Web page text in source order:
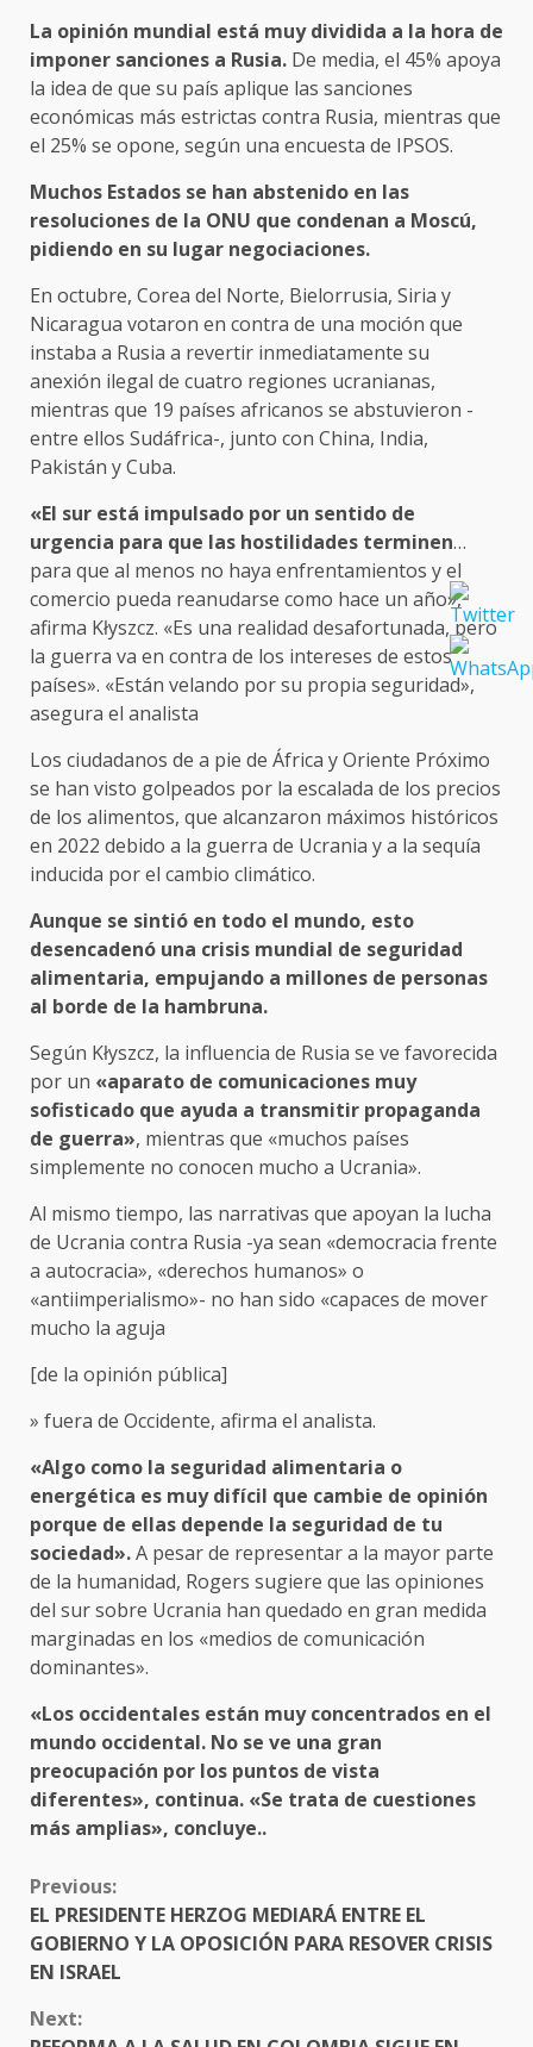
La opinión mundial está muy dividida a la hora de
imponer sanciones a Rusia. De media, el 45% apoya
la idea de que su país aplique las sanciones
económicas más estrictas contra Rusia, mientras que
el 25% se opone, según una encuesta de IPSOS.
Muchos Estados se han abstenido en las
resoluciones de la ONU que condenan a Moscú,
pidiendo en su lugar negociaciones.
En octubre, Corea del Norte, Bielorrusia, Siria y
Nicaragua votaron en contra de una moción que
instaba a Rusia a revertir inmediatamente su
anexión ilegal de cuatro regiones ucranianas,
mientras que 19 países africanos se abstuvieron -
entre ellos Sudáfrica-, junto con China, India,
Pakistán y Cuba.
«El sur está impulsado por un sentido de
urgencia para que las hostilidades terminen…
para que al menos no haya enfrentamientos y el
comercio pueda reanudarse como hace un año»,
afirma Kłyszcz. «Es una realidad desafortunada, pero
la guerra va en contra de los intereses de estos
países». «Están velando por su propia seguridad»,
asegura el analista
Los ciudadanos de a pie de África y Oriente Próximo
se han visto golpeados por la escalada de los precios
de los alimentos, que alcanzaron máximos históricos
en 2022 debido a la guerra de Ucrania y a la sequía
inducida por el cambio climático.
Aunque se sintió en todo el mundo, esto
desencadenó una crisis mundial de seguridad
alimentaria, empujando a millones de personas
al borde de la hambruna.
Según Kłyszcz, la influencia de Rusia se ve favorecida
por un «aparato de comunicaciones muy
sofisticado que ayuda a transmitir propaganda
de guerra», mientras que «muchos países
simplemente no conocen mucho a Ucrania».
Al mismo tiempo, las narrativas que apoyan la lucha
de Ucrania contra Rusia -ya sean «democracia frente
a autocracia», «derechos humanos» o
«antiimperialismo»- no han sido «capaces de mover
mucho la aguja
[de la opinión pública]
» fuera de Occidente, afirma el analista.
«Algo como la seguridad alimentaria o
energética es muy difícil que cambie de opinión
porque de ellas depende la seguridad de tu
sociedad».A pesar de representar a la mayor parte
de la humanidad, Rogers sugiere que las opiniones
del sur sobre Ucrania han quedado en gran medida
marginadas en los «medios de comunicación
dominantes».
«Los occidentales están muy concentrados en el
mundo occidental. No se ve una gran
preocupación por los puntos de vista
diferentes», continua. «Se trata de cuestiones
más amplias», concluye..
CONTINUE
READING
Previous:
EL PRESIDENTE HERZOG MEDIARÁ ENTRE EL
GOBIERNO Y LA OPOSICIÓN PARA RESOVER CRISIS
EN ISRAEL
Next: